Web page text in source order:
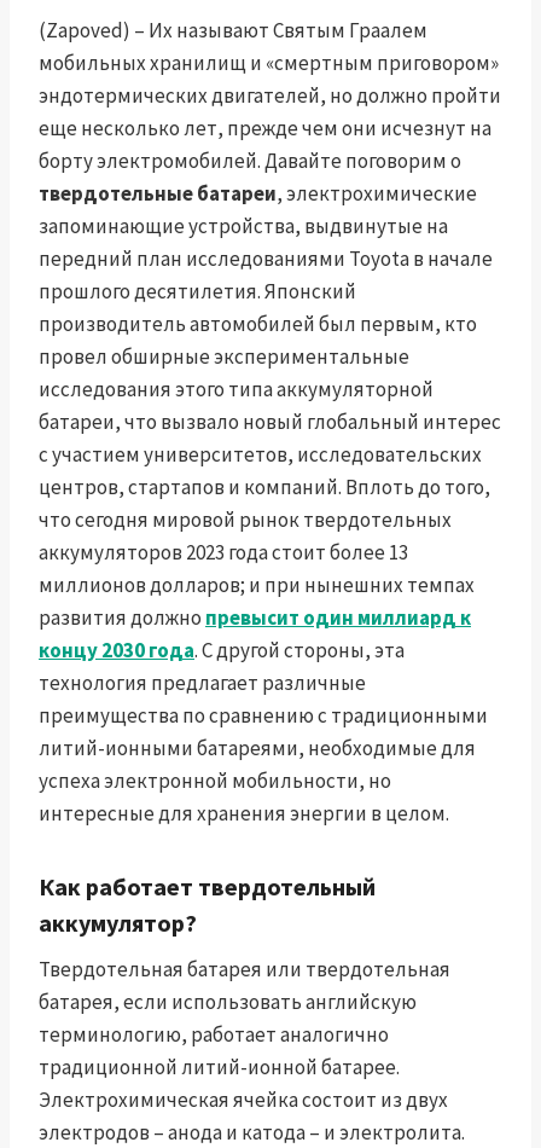
(Zapoved) – Их называют Святым Граалем
мобильных хранилищ и «смертным приговором»
эндотермических двигателей, но должно пройти
еще несколько лет, прежде чем они исчезнут на
борту электромобилей. Давайте поговорим о
твердотельные батареи, электрохимические
запоминающие устройства, выдвинутые на
передний план исследованиями Toyota в начале
прошлого десятилетия. Японский
производитель автомобилей был первым, кто
провел обширные экспериментальные
исследования этого типа аккумуляторной
батареи, что вызвало новый глобальный интерес
с участием университетов, исследовательских
центров, стартапов и компаний. Вплоть до того,
что сегодня мировой рынок твердотельных
аккумуляторов 2023 года стоит более 13
миллионов долларов; и при нынешних темпах
развития должно превысит один миллиард к
концу 2030 года. С другой стороны, эта
технология предлагает различные
преимущества по сравнению с традиционными
литий-ионными батареями, необходимые для
успеха электронной мобильности, но
интересные для хранения энергии в целом.
Как работает твердотельный
аккумулятор?
Твердотельная батарея или твердотельная
батарея, если использовать английскую
терминологию, работает аналогично
традиционной литий-ионной батарее.
Электрохимическая ячейка состоит из двух
электродов – анода и катода – и электролита.